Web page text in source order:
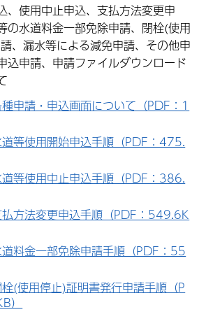
、使用中止申込、支払方法変更申
の水道料金一部免除申請、閉栓(使用
、漏水等による減免申請、その他申
込申請、申請ファイルダウンロード
申請・申込画面について（PDF：1
等使用開始申込手順（PDF：475.
等使用中止申込手順（PDF：386.
方法変更申込手順（PDF：549.6K
料金一部免除申請手順（PDF：55
(使用停止)証明書発行申請手順（P
）